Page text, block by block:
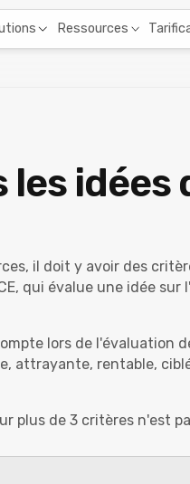
Ressources
les
il doit y avoir des
qui évalue une idée
lors de l'évaluation
attrayante, rentable,
plus de 3 critères n'est